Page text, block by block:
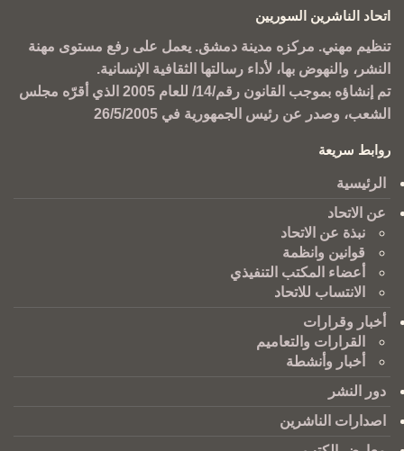
اتحاد الناشرين السوريين
تنظيم مهني. مركزه مدينة دمشق. يعمل على رفع مستوى مهنة
النشر، والنهوض بها، لأداء رسالتها الثقافية الإنسانية.
تم إنشاؤه بموجب القانون رقم/14/ للعام 2005 الذي أقرّه مجلس
الشعب، وصدر عن رئيس الجمهورية في 26/5/2005
روابط سريعة
الرئيسية
عن الاتحاد
نبذة عن الاتحاد
قوانين وانظمة
أعضاء المكتب التنفيذي
الانتساب للاتحاد
أخبار وقرارات
القرارات والتعاميم
أخبار وأنشطة
دور النشر
اصدارات الناشرين